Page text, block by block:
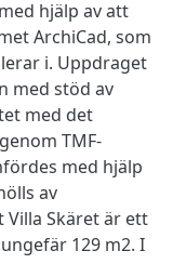
hjälp av att
ArchiCad, som
i. Uppdraget
med stöd av
med det
TMF-
med hjälp
av
Skäret är ett
129 m2. I